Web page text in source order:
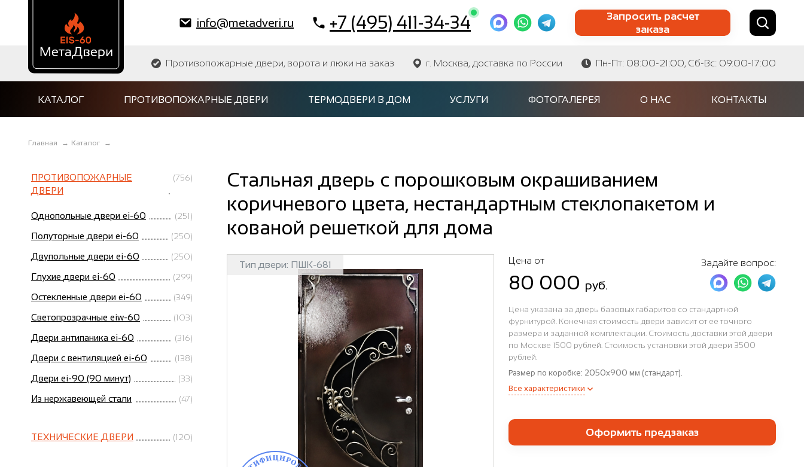
info@metadveri.ru +7 (495) 411-34-34
Запросить расчет
заказа
Найти по сайту Найти по артикулу
Противопожарные двери, ворота и люки на заказ г. Москва, доставка по России Пн-Пт: 08:00-21:00, Сб-Вс: 09:00-17:00
КАТАЛОГ ПРОТИВОПОЖАРНЫЕ ДВЕРИ ТЕРМОДВЕРИ В ДОМ УСЛУГИ ФОТОГАЛЕРЕЯ О НАС КОНТАКТЫ
Главная → Каталог →
ПРОТИВОПОЖАРНЫЕ
ДВЕРИ
(756)
Однопольные двери ei-60 (251)
Полуторные двери ei-60 (250)
Двупольные двери ei-60 (250)
Глухие двери ei-60 (299)
Остекленные двери ei-60 (349)
Светопрозрачные eiw-60 (103)
Двери антипаника ei-60 (316)
Двери с вентиляцией ei-60 (138)
Двери ei-90 (90 минут) (33)
Из нержавеющей стали (47)
ТЕХНИЧЕСКИЕ ДВЕРИ (120)
Стальная дверь с порошковым окрашиванием
коричневого цвета, нестандартным стеклопакетом и
кованой решеткой для дома
Тип двери: ПШК-681 Цена от
80 000 руб.
Задайте вопрос:
Цена указана за дверь базовых габаритов со стандартной
фурнитурой. Конечная стоимость двери зависит от ее точного
размера и заданной комплектации. Стоимость доставки этой двери
по Москве 1500 рублей. Стоимость установки этой двери 3500
рублей.
Размер по коробке: 2050x900 мм (стандарт).
Все характеристики
Оформить предзаказ